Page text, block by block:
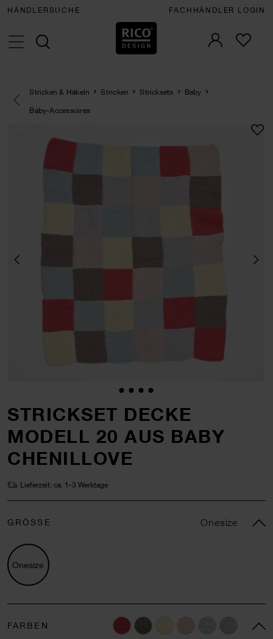
HÄNDLERSUCHE FACHHÄNDLER LOGIN
Eine Kategorie zurück navigieren
Stricken & Häkeln Stricken Stricksets
Baby
Baby-Accessoires
STRICKSET DECKE
MODELL 20 AUS BABY
CHENILLOVE
Lieferzeit: ca. 1-3 Werktage
GRÖSSE Onesize
Onesize
FARBEN